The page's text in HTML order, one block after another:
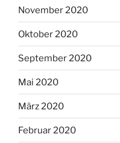
November 2020
Oktober 2020
September 2020
Mai 2020
März 2020
Februar 2020